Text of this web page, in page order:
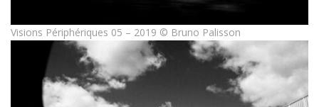
Visions Périphériques 05 – 2019 © Bruno Palisson